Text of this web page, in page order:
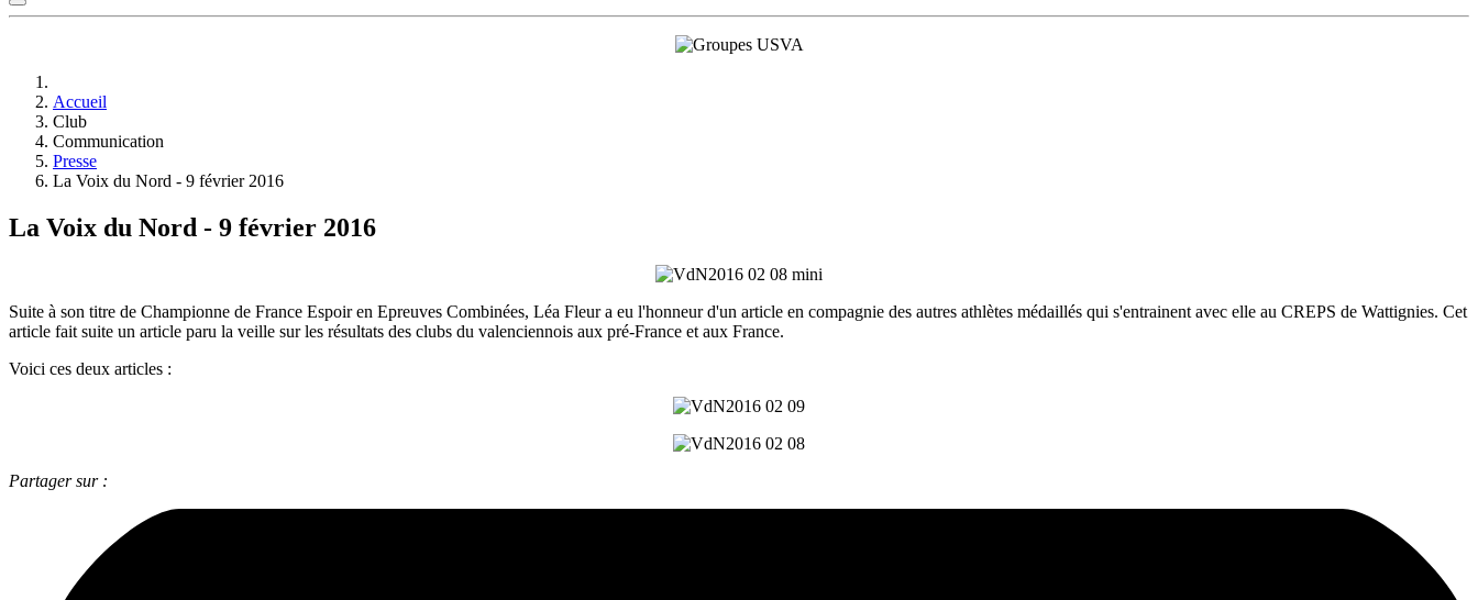
Accueil
Club
Communication
Presse
La Voix du Nord - 9 février 2016
La Voix du Nord - 9 février 2016
Suite à son titre de Championne de France Espoir en Epreuves Combinées, Léa Fleur a eu l'honneur d'un article en compagnie des autres athlètes médaillés qui s'entrainent avec elle au CREPS de Wattignies. Cet
article fait suite un article paru la veille sur les résultats des clubs du valenciennois aux pré-France et aux France.
Voici ces deux articles :
Partager sur :